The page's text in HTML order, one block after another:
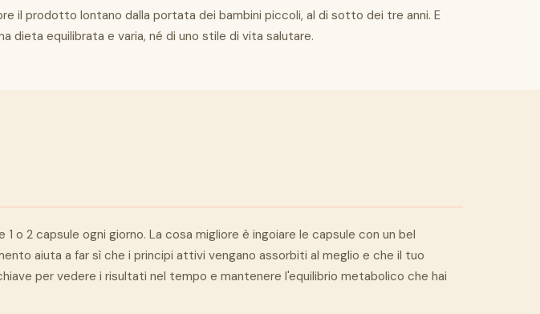
il prodotto lontano dalla portata dei bambini piccoli, al di sotto dei tre anni. E
dieta equilibrata e varia, né di uno stile di vita salutare.
o 2 capsule ogni giorno. La cosa migliore è ingoiare le capsule con un bel
aiuta a far sì che i principi attivi vengano assorbiti al meglio e che il tuo
per vedere i risultati nel tempo e mantenere l'equilibrio metabolico che hai